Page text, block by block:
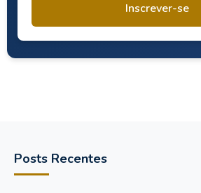
Inscrever-se
Posts Recentes